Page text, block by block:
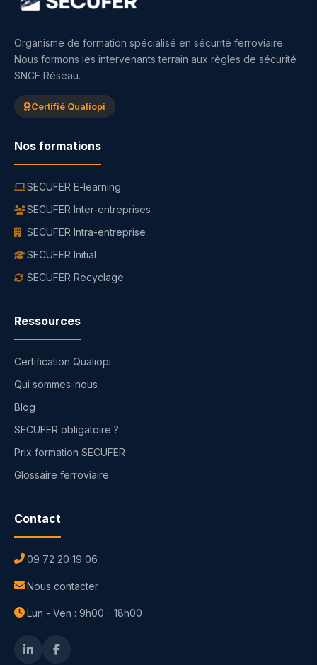
Organisme de formation spécialisé en sécurité ferroviaire.
Nous formons les intervenants terrain aux règles de sécurité
SNCF Réseau.
Certifié Qualiopi
Nos formations
SECUFER E-learning
SECUFER Inter-entreprises
SECUFER Intra-entreprise
SECUFER Initial
SECUFER Recyclage
Ressources
Certification Qualiopi
Qui sommes-nous
Blog
SECUFER obligatoire ?
Prix formation SECUFER
Glossaire ferroviaire
Contact
09 72 20 19 06
Nous contacter
Lun - Ven : 9h00 - 18h00